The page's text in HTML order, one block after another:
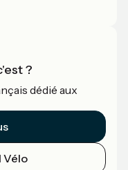
?
dédié aux
Vélo